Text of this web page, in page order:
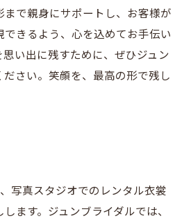
で親身にサポートし、お客様が
きるよう、心を込めてお手伝い
い出に残すために、ぜひジュン
さい。笑顔を、最高の形で残し
写真スタジオでのレンタル衣裳
ます。ジュンブライダルでは、